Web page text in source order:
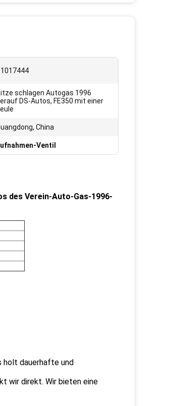
schlagen Autogas 1996
DS-Autos, FE350 mit einer
China
Ventil
des Verein-Auto-Gas-1996-
holt dauerhafte und
wir direkt. Wir bieten eine